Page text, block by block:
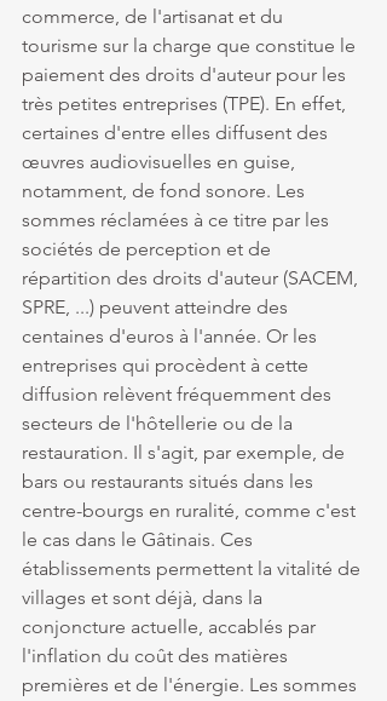
commerce, de l'artisanat et du
tourisme sur la charge que constitue le
paiement des droits d'auteur pour les
très petites entreprises (TPE). En effet,
certaines d'entre elles diffusent des
œuvres audiovisuelles en guise,
notamment, de fond sonore. Les
sommes réclamées à ce titre par les
sociétés de perception et de
répartition des droits d'auteur (SACEM,
SPRE, ...) peuvent atteindre des
centaines d'euros à l'année. Or les
entreprises qui procèdent à cette
diffusion relèvent fréquemment des
secteurs de l'hôtellerie ou de la
restauration. Il s'agit, par exemple, de
bars ou restaurants situés dans les
centre-bourgs en ruralité, comme c'est
le cas dans le Gâtinais. Ces
établissements permettent la vitalité de
villages et sont déjà, dans la
conjoncture actuelle, accablés par
l'inflation du coût des matières
premières et de l'énergie. Les sommes